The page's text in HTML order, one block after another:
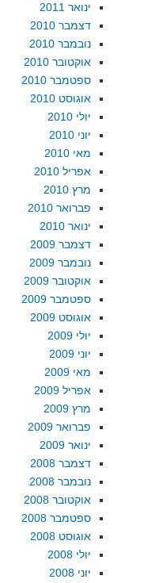
ינואר 2011
דצמבר 2010
נובמבר 2010
אוקטובר 2010
ספטמבר 2010
אוגוסט 2010
יולי 2010
יוני 2010
מאי 2010
אפריל 2010
מרץ 2010
פברואר 2010
ינואר 2010
דצמבר 2009
נובמבר 2009
אוקטובר 2009
ספטמבר 2009
אוגוסט 2009
יולי 2009
יוני 2009
מאי 2009
אפריל 2009
מרץ 2009
פברואר 2009
ינואר 2009
דצמבר 2008
נובמבר 2008
אוקטובר 2008
ספטמבר 2008
אוגוסט 2008
יולי 2008
יוני 2008